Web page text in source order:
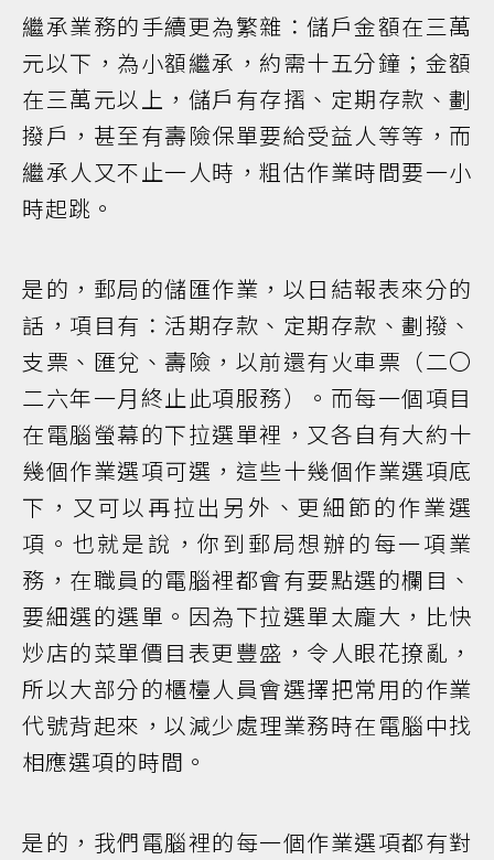
繼承業務的手續更為繁雜：儲戶金額在三萬
元以下，為小額繼承，約需十五分鐘；金額
在三萬元以上，儲戶有存摺、定期存款、劃
撥戶，甚至有壽險保單要給受益人等等，而
繼承人又不止一人時，粗估作業時間要一小
時起跳。
是的，郵局的儲匯作業，以日結報表來分的
話，項目有：活期存款、定期存款、劃撥、
支票、匯兌、壽險，以前還有火車票（二〇
二六年一月終止此項服務）。而每一個項目
在電腦螢幕的下拉選單裡，又各自有大約十
幾個作業選項可選，這些十幾個作業選項底
下，又可以再拉出另外、更細節的作業選
項。也就是說，你到郵局想辦的每一項業
務，在職員的電腦裡都會有要點選的欄目、
要細選的選單。因為下拉選單太龐大，比快
炒店的菜單價目表更豐盛，令人眼花撩亂，
所以大部分的櫃檯人員會選擇把常用的作業
代號背起來，以減少處理業務時在電腦中找
相應選項的時間。
是的，我們電腦裡的每一個作業選項都有對